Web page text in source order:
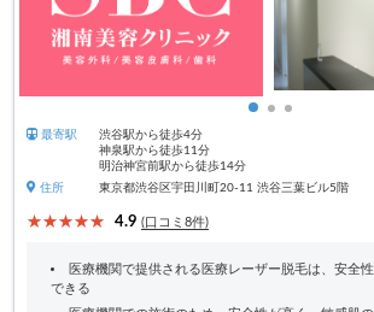
最寄駅
渋谷駅から徒歩4分
神泉駅から徒歩11分
明治神宮前駅から徒歩14分
住所
東京都渋谷区宇田川町20-11 渋谷三葉ビル5階
4.9 (口コミ8件)
医療機関で提供される医療レーザー脱毛は、安全
できる